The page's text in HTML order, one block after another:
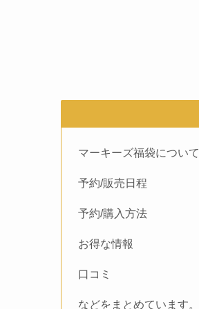
マーキーズ福袋について
予約/販売日程
予約/購入方法
お得な情報
口コミ
などをまとめています。